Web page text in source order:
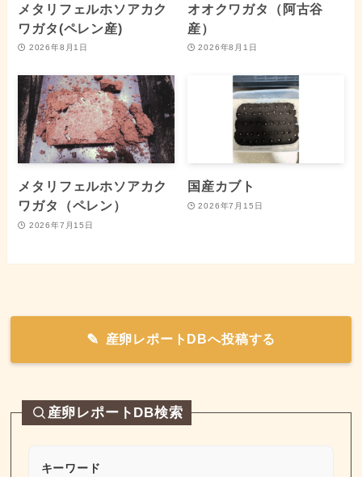
メタリフェルホソアカク
ワガタ(ペレン産)
2026年8月1日
オオクワガタ（阿古谷
産）
2026年8月1日
メタリフェルホソアカク
ワガタ（ペレン）
2026年7月15日
国産カブト
2026年7月15日
産卵レポートDBへ投稿する
産卵レポートDB検索
キーワード